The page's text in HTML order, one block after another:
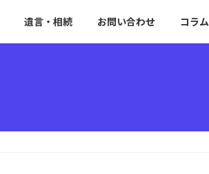
遺言・相続 お問い合わせ コラム